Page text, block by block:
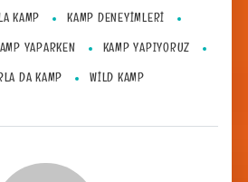
KAMP
KAMP DENEYIMLERI
YAPARKEN
KAMP YAPIYORUZ
DA KAMP WILD KAMP